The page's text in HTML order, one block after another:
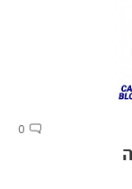
0